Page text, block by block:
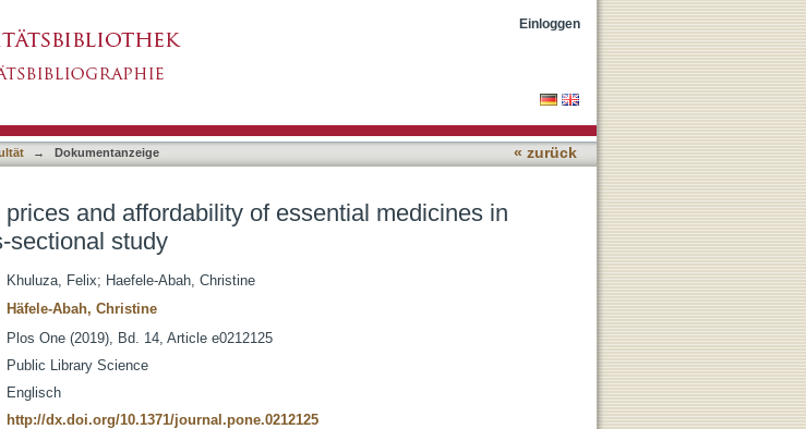
medicines in Malawi: A cross-sectional study
Einloggen
→ Dokumentanzeige « zurück
and affordability of essential medicines in
sectional study
Khuluza, Felix; Haefele-Abah, Christine
Häfele-Abah, Christine
Plos One (2019), Bd. 14, Article e0212125
Public Library Science
Englisch
http://dx.doi.org/10.1371/journal.pone.0212125